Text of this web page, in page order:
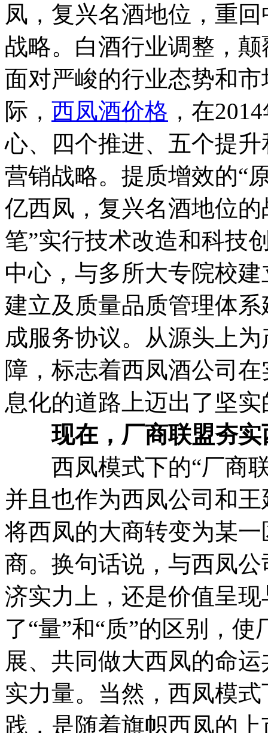
凤，复兴名酒地位，重
战略。白酒行业调整，
面对严峻的行业态势和
际， 西凤酒价格 ，在
心、四个推进、五个提
营销战略。提质增效的“
亿西凤，复兴名酒地位
笔”实行技术改造和科技
中心，与多所大专院校
建立及质量品质管理体
成服务协议。从源头上
障，标志着西凤酒公司
息化的道路上迈出了坚
现在，厂商联盟夯实
西凤模式下的“厂商联
并且也作为西凤公司和
将西凤的大商转变为某
商。换句话说，与西凤
济实力上，还是价值呈
了“量”和“质”的区别，
展、共同做大西凤的命
实力量。当然，西凤模
践，是随着旗帜西凤的